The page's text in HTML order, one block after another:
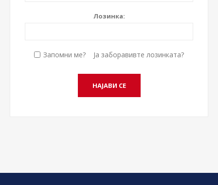
Лозинка:
Запомни ме? Ја заборавивте лозинката?